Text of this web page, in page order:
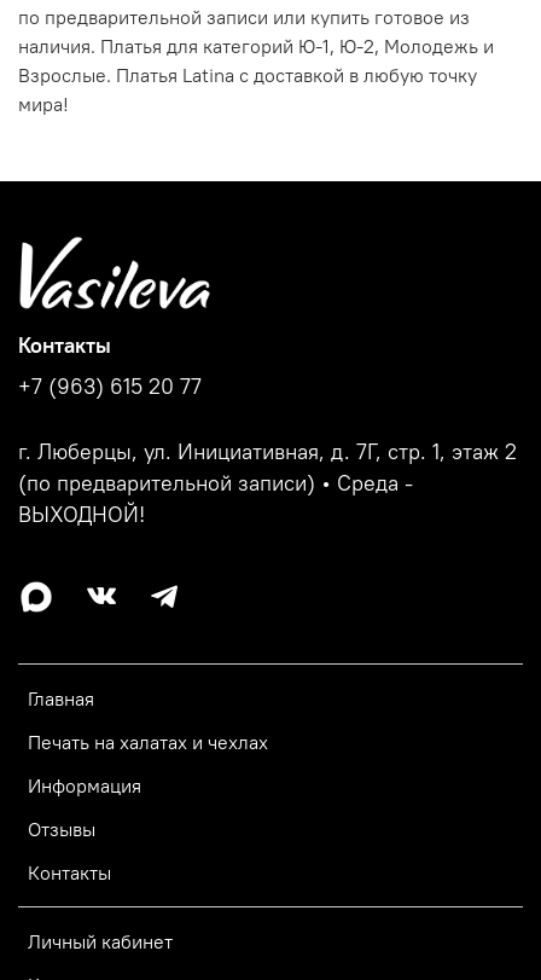
по предварительной записи или купить готовое из
наличия. Платья для категорий Ю-1, Ю-2, Молодежь и
Взрослые. Платья Latina с доставкой в любую точку
мира!
Главная
Печать на халатах и чехлах
Информация
Отзывы
Контакты
Личный кабинет
Контакты
+7 (963) 615 20 77
г. Люберцы, ул. Инициативная, д. 7Г, стр. 1, этаж 2
(по предварительной записи) • Среда -
ВЫХОДНОЙ!